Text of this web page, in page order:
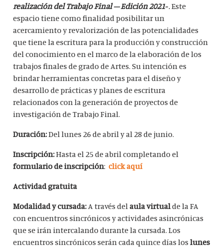
realización del Trabajo Final – Edición 2021-.Este
espacio tiene como finalidad posibilitar un
acercamiento y revalorización de las potencialidades
que tiene la escritura para la producción y construcción
del conocimiento en el marco de la elaboración de los
trabajos finales de grado de Artes. Su intención es
brindar herramientas concretas para el diseño y
desarrollo de prácticas y planes de escritura
relacionados con la generación de proyectos de
investigación de Trabajo Final.
Duración:Del lunes 26 de abril y al 28 de junio.
Inscripción:Hasta el 25 de abril completando el
formulario de inscripción: click aquí
Actividad gratuita
Modalidad y cursada:A través delaula virtualde la FA
con encuentros sincrónicos y actividades asincrónicas
que se irán intercalando durante la cursada. Los
encuentros sincrónicos serán cada quince días los lunes